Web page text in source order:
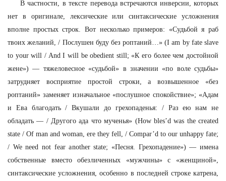
В частности, в тексте перевода встречаются инверсии, которых
нет в оригинале, лексические или синтаксические усложнения
вполне простых строк. Вот несколько примеров: «Судьбой я раб
твоих желаний, / Послушен буду без роптаний…» (I am by fate slave
to your will / And I will be obedient still; «К его более чем достойной
жене») — тяжеловесное «судьбой» в значении «по воле судьбы»
затрудняет восприятие простой строки, а возвышенное «без
роптаний» заменяет изначальное «послушное спокойствие»; «Адам
и Ева благодать / Вкушали до грехопаденья: / Раз ею нам не
обладать — / Другого ада что мученья» (How bles’d was the created
state / Of man and woman, ere they fell, / Compar’d to our unhappy fate;
/ We need not fear another state; «Песня. Грехопадение») — имена
собственные вместо обезличенных «мужчины» с «женщиной»,
синтаксические усложнения, особенно в последней строке катрена,